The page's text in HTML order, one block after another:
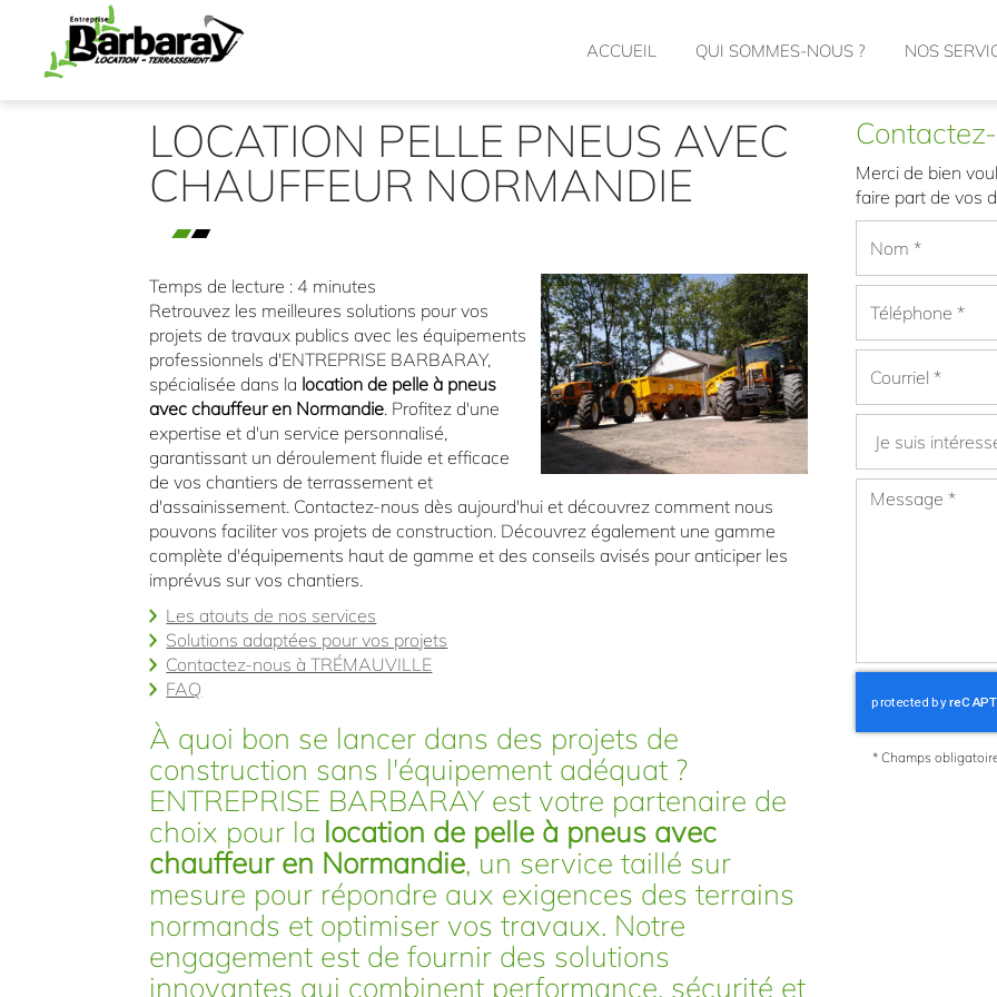
ACCUEIL QUI SOMMES-NOUS ? NOS
LOCATION PELLE PNEUS AVEC
CHAUFFEUR NORMANDIE
Temps de lecture : 4 minutes
Retrouvez les meilleures solutions pour vos
projets de travaux publics avec les équipements
professionnels d'ENTREPRISE BARBARAY,
spécialisée dans la location de pelle à pneus
avec chauffeur en Normandie. Profitez d'une
expertise et d'un service personnalisé,
garantissant un déroulement fluide et efficace
de vos chantiers de terrassement et
d'assainissement. Contactez-nous dès aujourd'hui et découvrez comment nous
pouvons faciliter vos projets de construction. Découvrez également une gamme
complète d'équipements haut de gamme et des conseils avisés pour anticiper les
imprévus sur vos chantiers.
Les atouts de nos services
Solutions adaptées pour vos projets
Contactez-nous à TRÉMAUVILLE
FAQ
À quoi bon se lancer dans des projets de
construction sans l'équipement adéquat ?
ENTREPRISE BARBARAY est votre partenaire de
choix pour la location de pelle à pneus avec
chauffeur en Normandie, un service taillé sur
mesure pour répondre aux exigences des terrains
normands et optimiser vos travaux. Notre
engagement est de fournir des solutions
innovantes qui combinent performance, sécurité et
Merci de bien
faire part de vos
* Champs